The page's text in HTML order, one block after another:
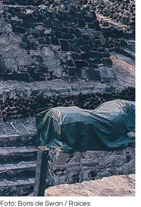
Foto: Boris de Swan / Raíces